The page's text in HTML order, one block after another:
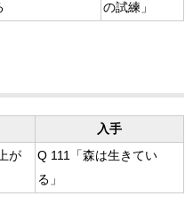
の試練」
入手
が
Q 111「森は生きてい
る」